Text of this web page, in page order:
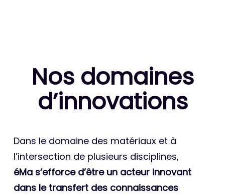
Nos domaines
d’innovations
Dans le domaine des matériaux et à
l’intersection de plusieurs disciplines,
éMa s’efforce d’être un acteur innovant
dans le transfert des connaissances